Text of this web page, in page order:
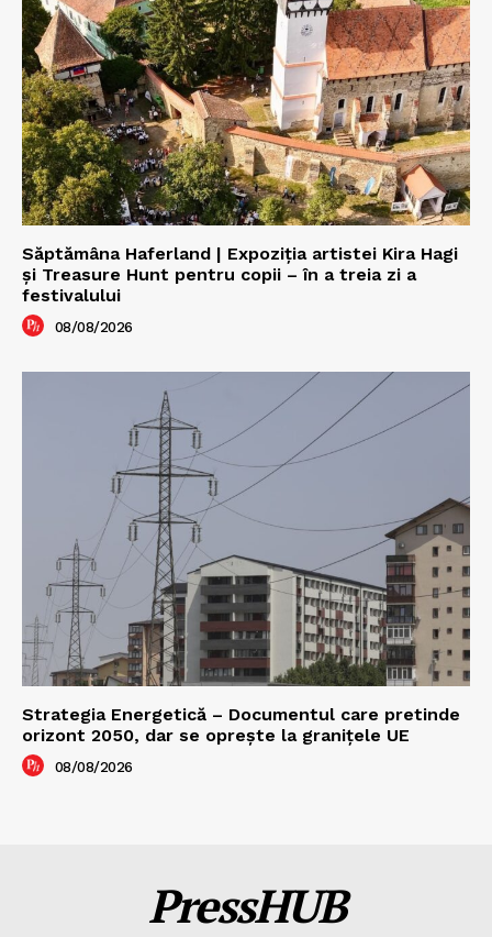
Săptămâna Haferland | Expoziţia artistei Kira Hagi
şi Treasure Hunt pentru copii – în a treia zi a
festivalului
08/08/2026
Strategia Energetică – Documentul care pretinde
orizont 2050, dar se oprește la granițele UE
08/08/2026
PressHUB